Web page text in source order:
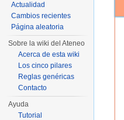
Actualidad
Cambios recientes
Página aleatoria
Sobre la wiki del Ateneo
Acerca de esta wiki
Los cinco pilares
Reglas genéricas
Contacto
Ayuda
Tutorial